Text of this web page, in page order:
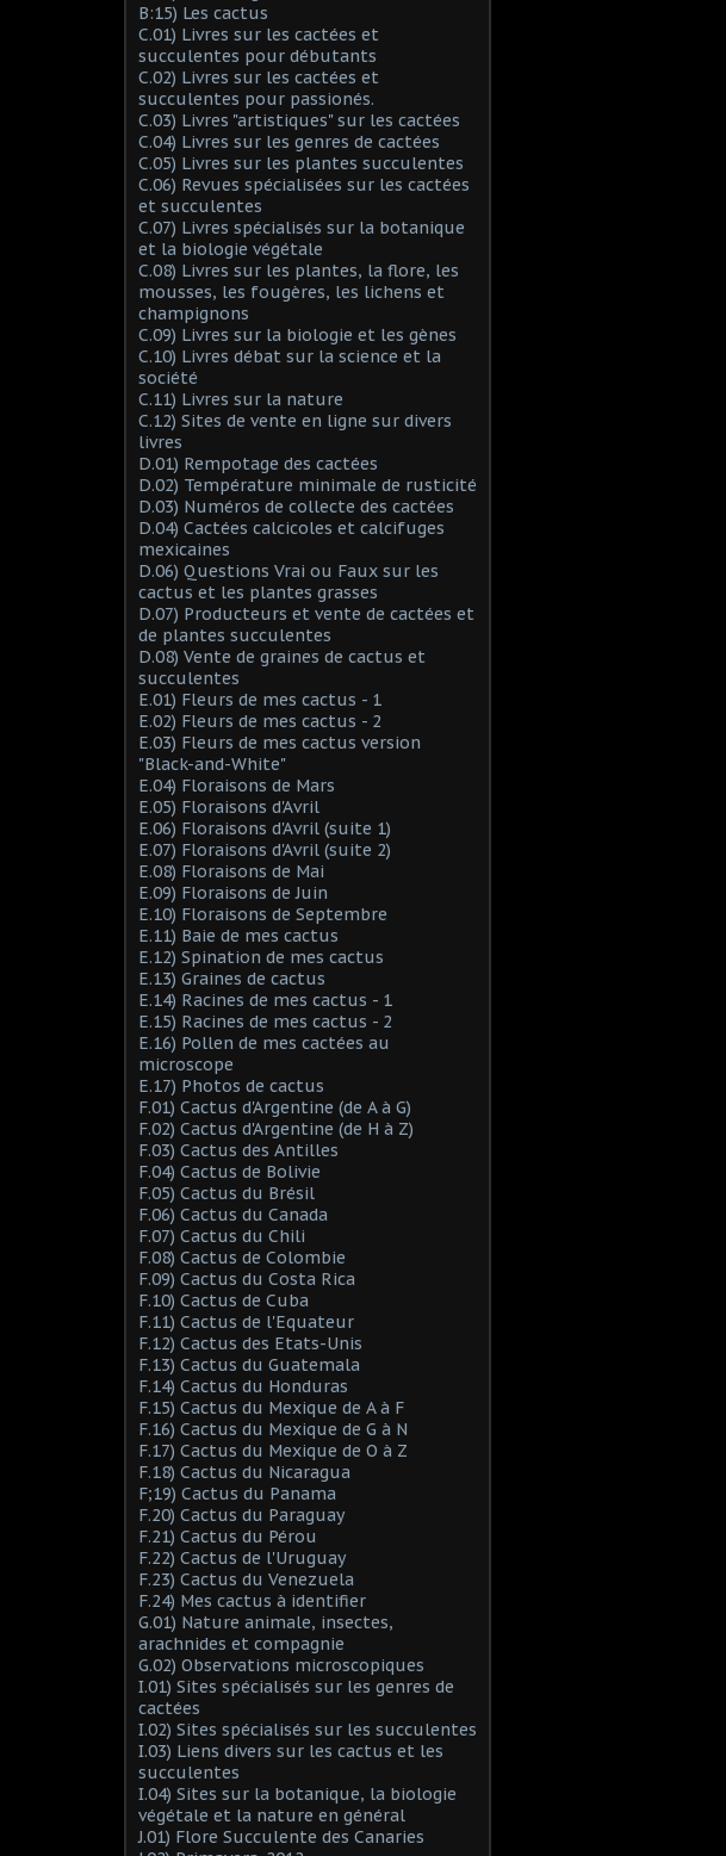
B:15) Les cactus
C.01) Livres sur les cactées et
succulentes pour débutants
C.02) Livres sur les cactées et
succulentes pour passionés.
C.03) Livres "artistiques" sur les cactées
C.04) Livres sur les genres de cactées
C.05) Livres sur les plantes succulentes
C.06) Revues spécialisées sur les cactées
et succulentes
C.07) Livres spécialisés sur la botanique
et la biologie végétale
C.08) Livres sur les plantes, la flore, les
mousses, les fougères, les lichens et
champignons
C.09) Livres sur la biologie et les gènes
C.10) Livres débat sur la science et la
société
C.11) Livres sur la nature
C.12) Sites de vente en ligne sur divers
livres
D.01) Rempotage des cactées
D.02) Température minimale de rusticité
D.03) Numéros de collecte des cactées
D.04) Cactées calcicoles et calcifuges
mexicaines
D.06) Questions Vrai ou Faux sur les
cactus et les plantes grasses
D.07) Producteurs et vente de cactées et
de plantes succulentes
D.08) Vente de graines de cactus et
succulentes
E.01) Fleurs de mes cactus - 1
E.02) Fleurs de mes cactus - 2
E.03) Fleurs de mes cactus version
"Black-and-White"
E.04) Floraisons de Mars
E.05) Floraisons d'Avril
E.06) Floraisons d'Avril (suite 1)
E.07) Floraisons d'Avril (suite 2)
E.08) Floraisons de Mai
E.09) Floraisons de Juin
E.10) Floraisons de Septembre
E.11) Baie de mes cactus
E.12) Spination de mes cactus
E.13) Graines de cactus
E.14) Racines de mes cactus - 1
E.15) Racines de mes cactus - 2
E.16) Pollen de mes cactées au
microscope
E.17) Photos de cactus
F.01) Cactus d'Argentine (de A à G)
F.02) Cactus d'Argentine (de H à Z)
F.03) Cactus des Antilles
F.04) Cactus de Bolivie
F.05) Cactus du Brésil
F.06) Cactus du Canada
F.07) Cactus du Chili
F.08) Cactus de Colombie
F.09) Cactus du Costa Rica
F.10) Cactus de Cuba
F.11) Cactus de l'Equateur
F.12) Cactus des Etats-Unis
F.13) Cactus du Guatemala
F.14) Cactus du Honduras
F.15) Cactus du Mexique de A à F
F.16) Cactus du Mexique de G à N
F.17) Cactus du Mexique de O à Z
F.18) Cactus du Nicaragua
F;19) Cactus du Panama
F.20) Cactus du Paraguay
F.21) Cactus du Pérou
F.22) Cactus de l'Uruguay
F.23) Cactus du Venezuela
F.24) Mes cactus à identifier
G.01) Nature animale, insectes,
arachnides et compagnie
G.02) Observations microscopiques
I.01) Sites spécialisés sur les genres de
cactées
I.02) Sites spécialisés sur les succulentes
I.03) Liens divers sur les cactus et les
succulentes
I.04) Sites sur la botanique, la biologie
végétale et la nature en général
J.01) Flore Succulente des Canaries